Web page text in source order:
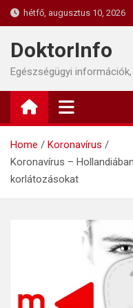
Skip
to
content
hétfő, augusztus 10, 2026
DoktorInfo
Egészségügyi
Home
Koronavírus
Koronavírus –
korlátozásokat